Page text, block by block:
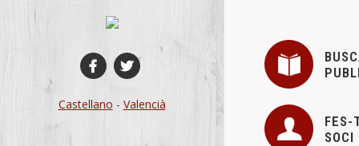
Castellano - Valencià
FES-
SOCI